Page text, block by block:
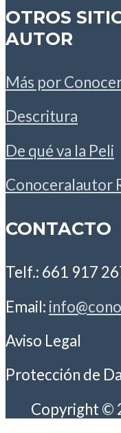
OTROS
AUTOR
Más por
Descritura
De qué va la Peli
Conoceralautor
CONTACTO
Telf.: 661 917
Email:
Aviso Legal
Protección de
Copyright ©